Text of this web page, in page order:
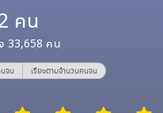
คน
33,658 คน
จน เรียงตามจำนวนคนจน